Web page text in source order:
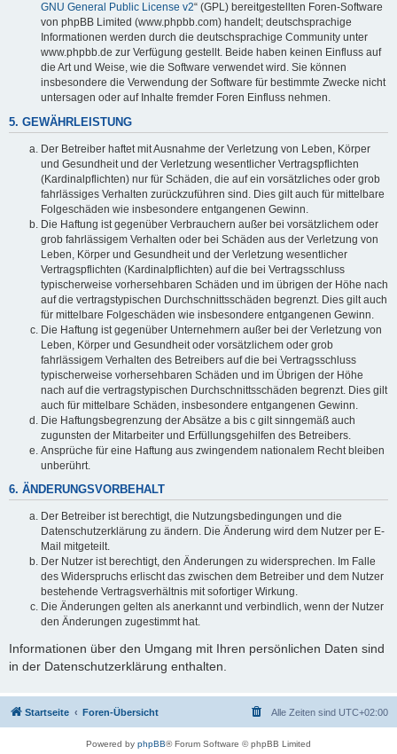
GNU General Public License v2“ (GPL) bereitgestellten Foren-Software
von phpBB Limited (www.phpbb.com) handelt; deutschsprachige
Informationen werden durch die deutschsprachige Community unter
www.phpbb.de zur Verfügung gestellt. Beide haben keinen Einfluss auf
die Art und Weise, wie die Software verwendet wird. Sie können
insbesondere die Verwendung der Software für bestimmte Zwecke nicht
untersagen oder auf Inhalte fremder Foren Einfluss nehmen.
5. GEWÄHRLEISTUNG
Der Betreiber haftet mit Ausnahme der Verletzung von Leben, Körper
und Gesundheit und der Verletzung wesentlicher Vertragspflichten
(Kardinalpflichten) nur für Schäden, die auf ein vorsätzliches oder grob
fahrlässiges Verhalten zurückzuführen sind. Dies gilt auch für mittelbare
Folgeschäden wie insbesondere entgangenen Gewinn.
Die Haftung ist gegenüber Verbrauchern außer bei vorsätzlichem oder
grob fahrlässigem Verhalten oder bei Schäden aus der Verletzung von
Leben, Körper und Gesundheit und der Verletzung wesentlicher
Vertragspflichten (Kardinalpflichten) auf die bei Vertragsschluss
typischerweise vorhersehbaren Schäden und im übrigen der Höhe nach
auf die vertragstypischen Durchschnittsschäden begrenzt. Dies gilt auch
für mittelbare Folgeschäden wie insbesondere entgangenen Gewinn.
Die Haftung ist gegenüber Unternehmern außer bei der Verletzung von
Leben, Körper und Gesundheit oder vorsätzlichem oder grob
fahrlässigem Verhalten des Betreibers auf die bei Vertragsschluss
typischerweise vorhersehbaren Schäden und im Übrigen der Höhe
nach auf die vertragstypischen Durchschnittsschäden begrenzt. Dies gilt
auch für mittelbare Schäden, insbesondere entgangenen Gewinn.
Die Haftungsbegrenzung der Absätze a bis c gilt sinngemäß auch
zugunsten der Mitarbeiter und Erfüllungsgehilfen des Betreibers.
Ansprüche für eine Haftung aus zwingendem nationalem Recht bleiben
unberührt.
6. ÄNDERUNGSVORBEHALT
Der Betreiber ist berechtigt, die Nutzungsbedingungen und die
Datenschutzerklärung zu ändern. Die Änderung wird dem Nutzer per E-
Mail mitgeteilt.
Der Nutzer ist berechtigt, den Änderungen zu widersprechen. Im Falle
des Widerspruchs erlischt das zwischen dem Betreiber und dem Nutzer
bestehende Vertragsverhältnis mit sofortiger Wirkung.
Die Änderungen gelten als anerkannt und verbindlich, wenn der Nutzer
den Änderungen zugestimmt hat.
Informationen über den Umgang mit Ihren persönlichen Daten sind
in der Datenschutzerklärung enthalten.
Startseite Foren-Übersicht Alle Zeiten sind UTC+02:00
Powered by phpBB® Forum Software © phpBB Limited